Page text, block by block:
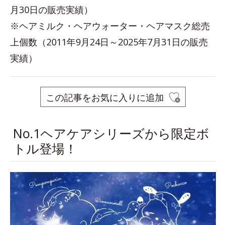
月30日の販売実績）
※ヘアミルク・ヘアウォーター・ヘアマスク総売
上個数（2011年9月24日～2025年7月31日の販売
実績）
この記事をお気に入りに追加
No.1ヘアケアシリーズから限定ボ
トル登場！